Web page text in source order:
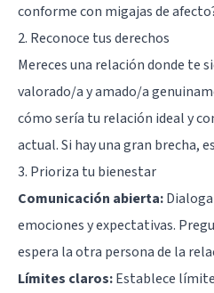
conforme con migajas de
2. Reconoce tus derechos
Mereces una relación donde te
valorado/a y amado/a
cómo sería tu relación ideal y
actual. Si hay una gran brecha,
3. Prioriza tu bienestar
Comunicación abierta:
emociones y expectativas.
espera la otra persona de la
Límites claros:Establece